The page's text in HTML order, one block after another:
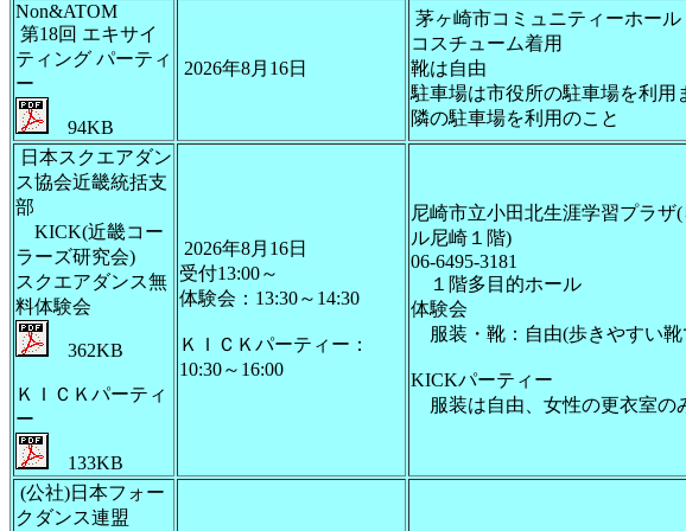
Non&ATOM
第18回 エキサイ
ティング パーティ
ー
94KB
2026年8月16日
茅ヶ崎市コミュニティーホール
コスチューム着用
靴は自由
駐車場は市役所の駐車場を利用
隣の駐車場を利用のこと
日本スクエアダン
ス協会近畿統括支
部
KICK(近畿コー
ラーズ研究会)
スクエアダンス無
料体験会
362KB
ＫＩＣＫパーティ
ー
133KB
2026年8月16日
受付13:00～
体験会：13:30～14:30
ＫＩＣＫパーティー：
10:30～16:00
尼崎市立小田北生涯学習プラザ
ル尼崎１階)
06-6495-3181
１階多目的ホール
体験会
服装・靴：自由(歩きやすい靴
KICKパーティー
服装は自由、女性の更衣室の
(公社)日本フォー
クダンス連盟